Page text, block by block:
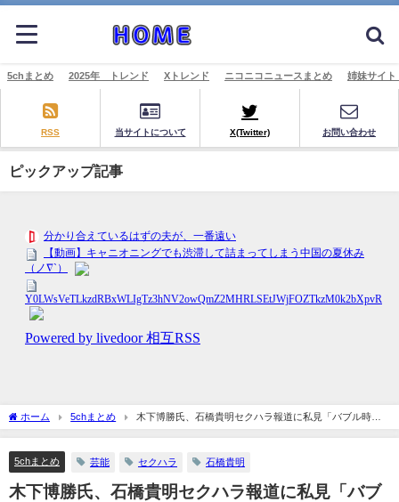
5chまとめ 2025年 トレンド Xトレンド ニコニコニュースまとめ 姉妹サイ
RSS 当サイトについて X(Twitter) お問い合わせ
ピックアップ記事
ホーム 5chまとめ
木下博勝氏、石橋貴明セクハラ報道に私見「バブル時代
のことを言われたら、ほとんどのタレントがアウトじゃないですか？」 ★3 [jinjin★]
5chまとめ 芸能 セクハラ 石橋貴明
木下博勝氏、石橋貴明セクハラ報道に私見「バブ